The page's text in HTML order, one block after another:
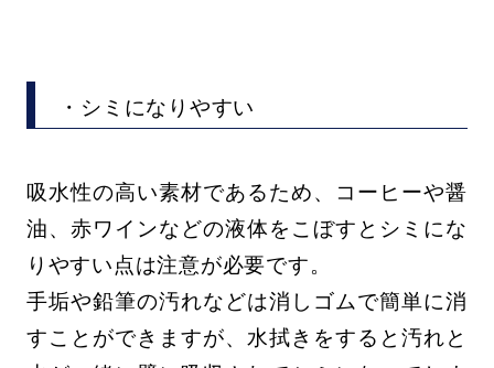
・シミになりやすい
吸水性の高い素材であるため、コーヒーや醤
油、赤ワインなどの液体をこぼすとシミにな
りやすい点は注意が必要です。
手垢や鉛筆の汚れなどは消しゴムで簡単に消
すことができますが、水拭きをすると汚れと